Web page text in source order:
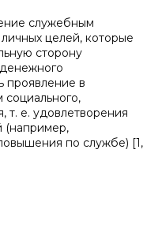
служебным
целей, которые
сторону
проявление в
т. е. удовлетворения
(например,
по службе) [1,